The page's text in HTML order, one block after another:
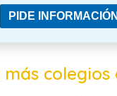
PIDE INFORMACIÓN
colegios